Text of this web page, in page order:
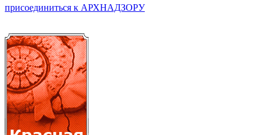
присоединиться к АРХНАДЗОРУ